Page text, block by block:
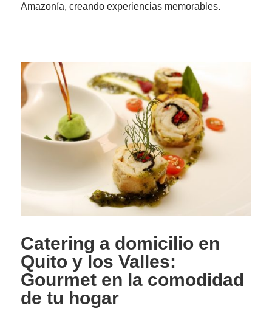
Amazonía, creando experiencias memorables.
Catering a domicilio en
Quito y los Valles:
Gourmet en la comodidad
de tu hogar